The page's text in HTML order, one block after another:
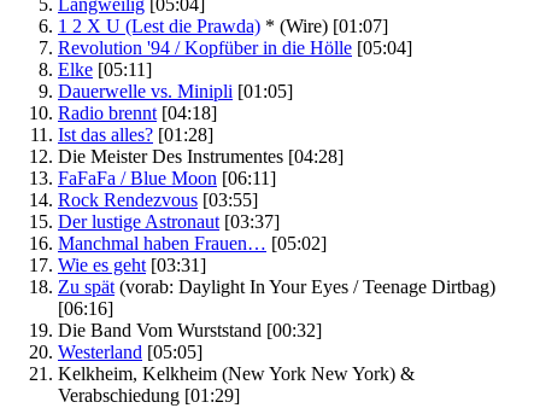
1 2 X U (Lest die Prawda) * (Wire) [01:07]
Revolution '94 / Kopfüber in die Hölle [05:04]
Elke [05:11]
Dauerwelle vs. Minipli [01:05]
Radio brennt [04:18]
Ist das alles? [01:28]
Die Meister Des Instrumentes [04:28]
FaFaFa / Blue Moon [06:11]
Rock Rendezvous [03:55]
Der lustige Astronaut [03:37]
Manchmal haben Frauen… [05:02]
Wie es geht [03:31]
Zu spät (vorab: Daylight In Your Eyes / Teenage Dirtbag)
[06:16]
Die Band Vom Wurststand [00:32]
Westerland [05:05]
Kelkheim, Kelkheim (New York New York) &
Verabschiedung [01:29]